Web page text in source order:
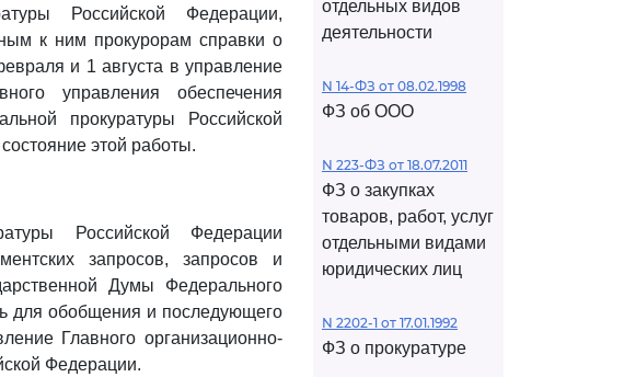
Российской Федерации,
к ним прокурорам справки о
и 1 августа в управление
управления обеспечения
прокуратуры Российской
этой работы.
Российской Федерации
запросов, запросов и
Думы Федерального
для обобщения и последующего
Главного организационно-
Федерации.
отдельных видов
деятельности
N 14-ФЗ от 08.02.1998
ФЗ об ООО
N 223-ФЗ от 18.07.2011
ФЗ о закупках
товаров, работ, услуг
отдельными видами
юридических лиц
N 2202-1 от 17.01.1992
ФЗ о прокуратуре